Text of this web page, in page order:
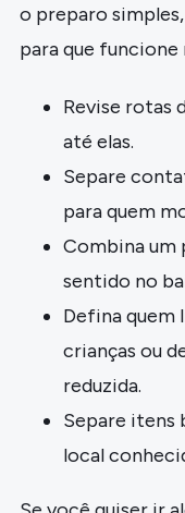
o preparo
para que funcione
Revise rotas
até elas.
Separe
para quem
Combina um
sentido no
Defina quem
crianças ou
reduzida.
Separe itens
local